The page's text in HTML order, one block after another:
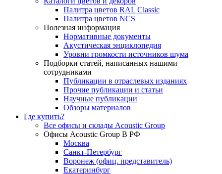
Палитра цветов RAL Сlassic
Палитра цветов NCS
Полезная информация
Нормативные документы
Акустическая энциклопедия
Уровни громкости источников шума
Подборки статей, написанных нашими
сотрудниками
Публикации в отраслевых изданиях
Прочие публикации и статьи
Научные публикации
Обзоры материалов
Где купить?
Все офисы и склады Acoustic Group
Офисы Acoustic Group В РФ
Москва
Санкт-Петербург
Воронеж (офиц. представитель)
Екатеринбург